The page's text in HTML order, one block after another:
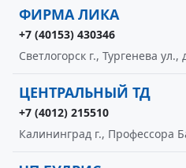
ФИРМА ЛИКА
+7 (40153) 430346
Светлогорск г., Тургенева ул.,
ЦЕНТРАЛЬНЫЙ ТД
+7 (4012) 215510
Калининград г., Профессора